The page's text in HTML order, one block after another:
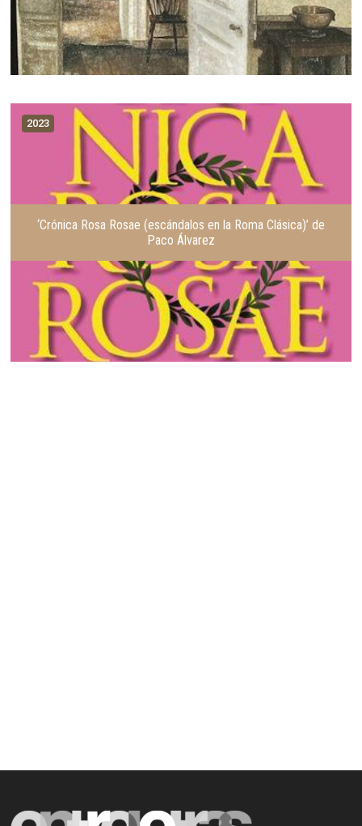
2023
‘Crónica Rosa Rosae (escándalos en la Roma Clásica)’ de
Paco Álvarez